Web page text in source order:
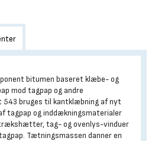
bitumen baseret klæbe- og
mod tagpap og andre
bruges til kantklæbning af nyt
tagpap og inddækningsmaterialer
tag- og ovenlys-vinduer
Tætningsmassen danner en